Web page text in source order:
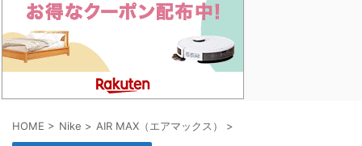
HOME > Nike > AIR MAX（エアマックス） >